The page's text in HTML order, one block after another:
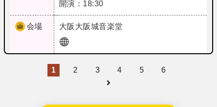
開演：18:30
会場 大阪 大阪城音楽堂
1 2 3 4 5 6